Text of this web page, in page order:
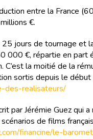
entre la France
€.
25 jours de tournage et
000 €, répartie en part
C’est la moitié de la
sortis depuis le début
des-realisateurs/
par Jérémie Guez qui
de films
financine/le-